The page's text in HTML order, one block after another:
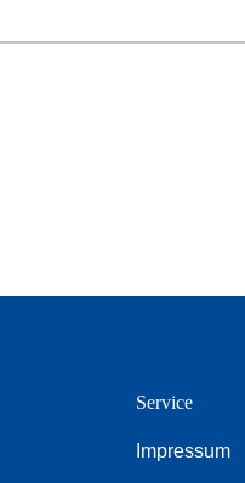
Service
Impressum